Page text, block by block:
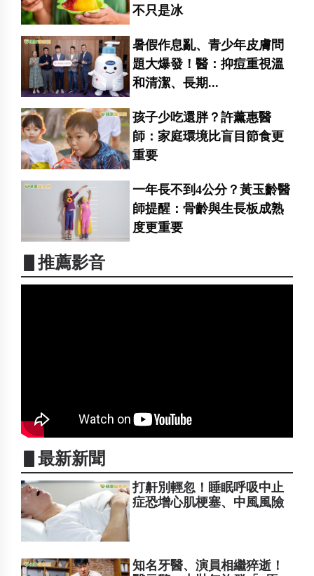
不只是冰
暑假作息亂、青少年皮膚問
題大爆發！醫：抑痘重視溫
和清潔、長期...
孩子少吃還胖？許薰惠醫
師：家庭環境比盲目節食更
重要
一年長不到4公分？黃玉齡醫
師提醒：骨齡與生長板成熟
度更重要
▋推薦影音
▋最新新聞
打鼾別輕忽！睡眠呼吸中止
症恐增心肌梗塞、中風風險
知名牙醫、演員相繼猝逝！